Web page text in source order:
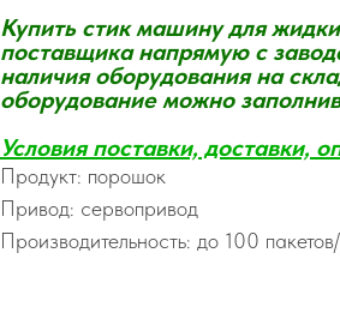
Купить стик машину для
поставщика напрямую с
наличия оборудования на
оборудование можно
Условия поставки, доставки,
Продукт: порошок
Привод: сервопривод
Производительность: до 100